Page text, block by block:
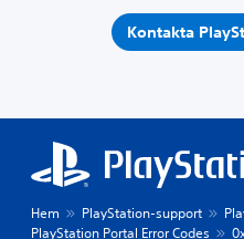
Kontakta
Hem PlayStation-support
PlayStation Portal Error Codes